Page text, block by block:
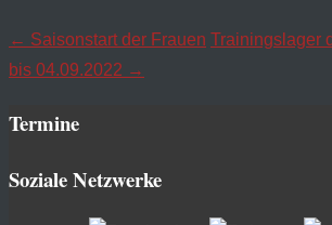
← Saisonstart der Frauen Trainingslager
bis 04.09.2022 →
Termine
Soziale Netzwerke